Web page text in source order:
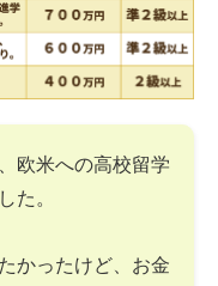
欧米への高校留学
た。
かったけど、お金